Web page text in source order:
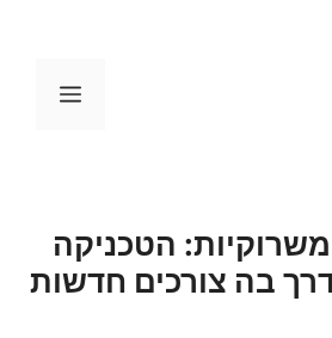
תפריט
משרוקיות: הטכניקה
בה צורכים חדשות